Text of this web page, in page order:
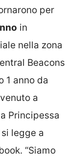
per
in
nella zona
Beacons
1 anno da
a
Principessa
legge a
“Siamo